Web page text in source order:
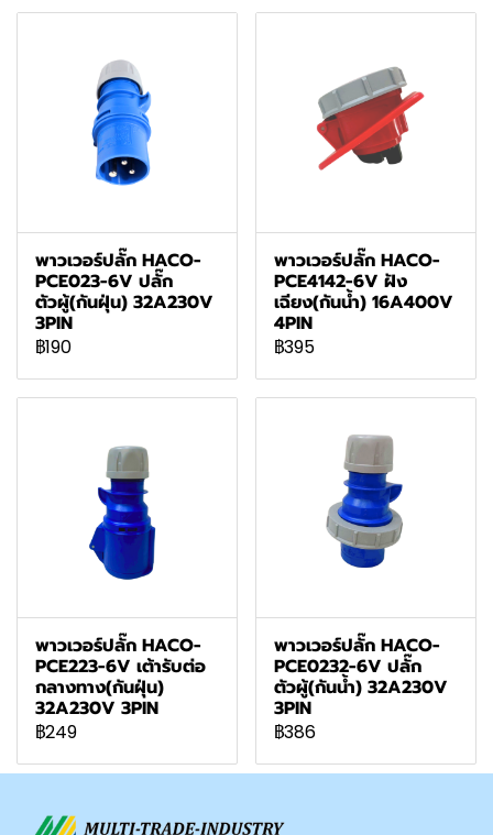
พาวเวอร์ปลั๊ก HACO-
PCE023-6V ปลั๊ก
ตัวผู้(กันฝุ่น) 32A230V
3PIN
฿190
พาวเวอร์ปลั๊ก HACO-
PCE4142-6V ฝัง
เฉียง(กันน้ำ) 16A400V
4PIN
฿395
พาวเวอร์ปลั๊ก HACO-
PCE223-6V เต้ารับต่อ
กลางทาง(กันฝุ่น)
32A230V 3PIN
฿249
พาวเวอร์ปลั๊ก HACO-
PCE0232-6V ปลั๊ก
ตัวผู้(กันน้ำ) 32A230V
3PIN
฿386